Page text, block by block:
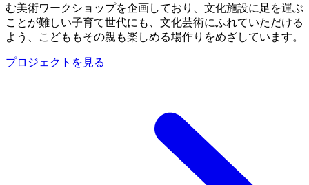
む美術ワークショップを企画しており、文化施設に足を運ぶ
ことが難しい子育て世代にも、文化芸術にふれていただける
よう、こどももその親も楽しめる場作りをめざしています。
プロジェクトを見る